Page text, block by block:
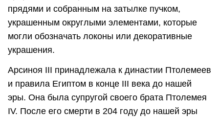
прядями и собранным на затылке пучком,
украшенным округлыми элементами, которые
могли обозначать локоны или декоративные
украшения.
Арсиноя III принадлежала к династии Птолемеев
и правила Египтом в конце III века до нашей
эры. Она была супругой своего брата Птолемея
IV. После его смерти в 204 году до нашей эры